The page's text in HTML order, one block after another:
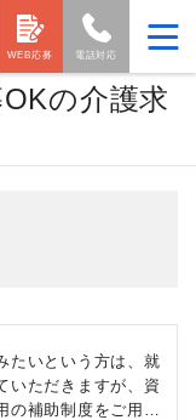
電話対応
WEB応募
たいという方は、就
いただきますが、資
の補助制度をご用意